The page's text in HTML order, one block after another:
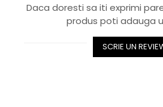
Daca doresti sa iti exprimi
produs poti adauga
SCRIE UN